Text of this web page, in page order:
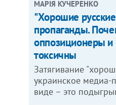
МАРІЯ КУЧЕРЕНКО
"Хорошие
пропаганды.
оппозиционеры и
токсичны
Затягивание
украинское
виде – это